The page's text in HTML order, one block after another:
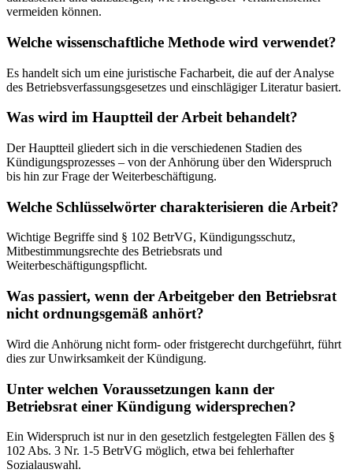
vermeiden können.
Welche wissenschaftliche Methode wird verwendet?
Es handelt sich um eine juristische Facharbeit, die auf der Analyse
des Betriebsverfassungsgesetzes und einschlägiger Literatur basiert.
Was wird im Hauptteil der Arbeit behandelt?
Der Hauptteil gliedert sich in die verschiedenen Stadien des
Kündigungsprozesses – von der Anhörung über den Widerspruch
bis hin zur Frage der Weiterbeschäftigung.
Welche Schlüsselwörter charakterisieren die Arbeit?
Wichtige Begriffe sind § 102 BetrVG, Kündigungsschutz,
Mitbestimmungsrechte des Betriebsrats und
Weiterbeschäftigungspflicht.
Was passiert, wenn der Arbeitgeber den Betriebsrat
nicht ordnungsgemäß anhört?
Wird die Anhörung nicht form- oder fristgerecht durchgeführt, führt
dies zur Unwirksamkeit der Kündigung.
Unter welchen Voraussetzungen kann der
Betriebsrat einer Kündigung widersprechen?
Ein Widerspruch ist nur in den gesetzlich festgelegten Fällen des §
102 Abs. 3 Nr. 1-5 BetrVG möglich, etwa bei fehlerhafter
Sozialauswahl.